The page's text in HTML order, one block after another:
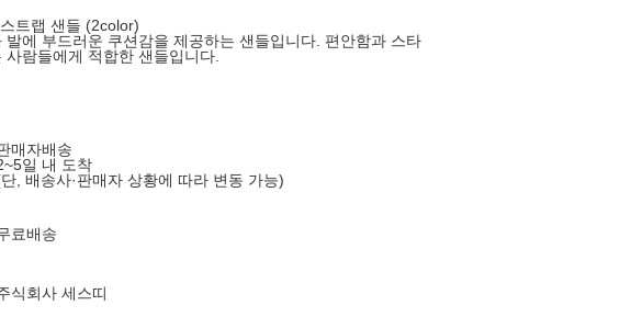
트랩 샌들 (2color)
발에 부드러운 쿠션감을 제공하는 샌들입니다. 편안함과 스타
람들에게 적합한 샌들입니다.
매자배송
일 내 도착
, 배송사·판매자 상황에 따라 변동 가능)
료배송
식회사 세스띠